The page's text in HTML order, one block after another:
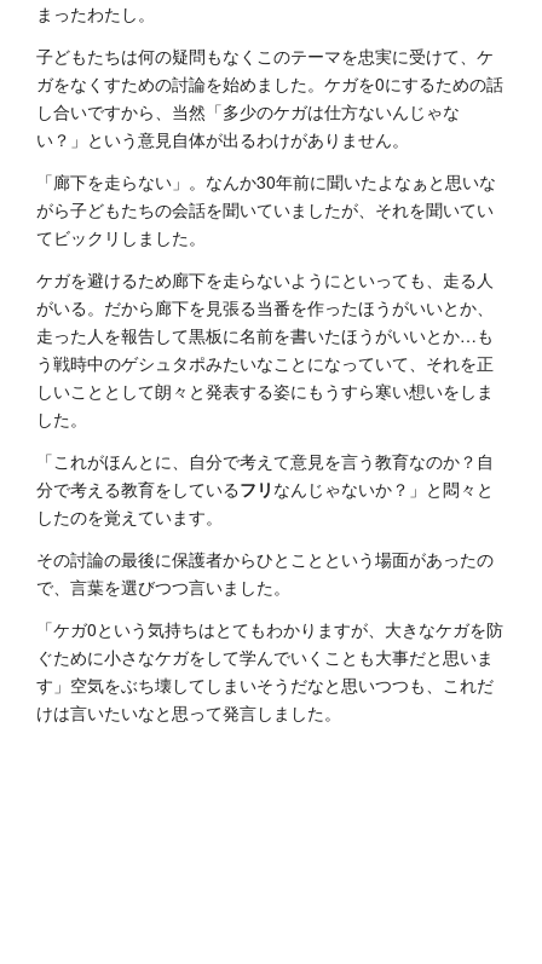
まったわたし。
子どもたちは何の疑問もなくこのテーマを忠実に受けて、ケ
ガをなくすための討論を始めました。ケガを0にするための話
し合いですから、当然「多少のケガは仕方ないんじゃな
い？」という意見自体が出るわけがありません。
「廊下を走らない」。なんか30年前に聞いたよなぁと思いな
がら子どもたちの会話を聞いていましたが、それを聞いてい
てビックリしました。
ケガを避けるため廊下を走らないようにといっても、走る人
がいる。だから廊下を見張る当番を作ったほうがいいとか、
走った人を報告して黒板に名前を書いたほうがいいとか…も
う戦時中のゲシュタポみたいなことになっていて、それを正
しいこととして朗々と発表する姿にもうすら寒い想いをしま
した。
「これがほんとに、自分で考えて意見を言う教育なのか？自
分で考える教育をしているフリ なんじゃないか？」と悶々と
したのを覚えています。
その討論の最後に保護者からひとことという場面があったの
で、言葉を選びつつ言いました。
「ケガ0という気持ちはとてもわかりますが、大きなケガを防
ぐために小さなケガをして学んでいくことも大事だと思いま
す」空気をぶち壊してしまいそうだなと思いつつも、これだ
けは言いたいなと思って発言しました。